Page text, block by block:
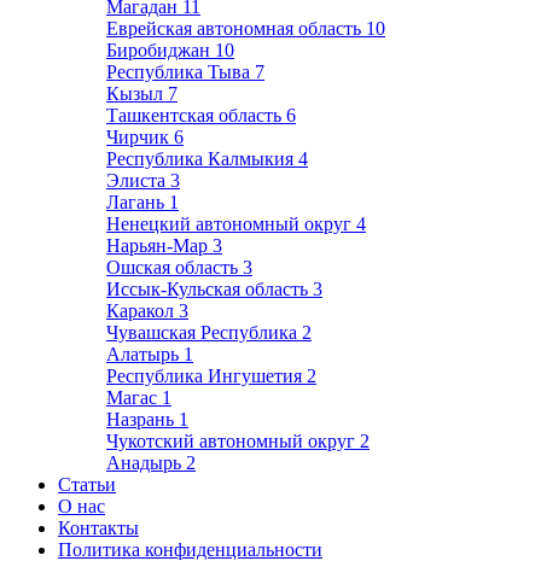
Магадан 11
Еврейская автономная область 10
Биробиджан 10
Республика Тыва 7
Кызыл 7
Ташкентская область 6
Чирчик 6
Республика Калмыкия 4
Элиста 3
Лагань 1
Ненецкий автономный округ 4
Нарьян-Мар 3
Ошская область 3
Иссык-Кульская область 3
Каракол 3
Чувашская Республика 2
Алатырь 1
Республика Ингушетия 2
Магас 1
Назрань 1
Чукотский автономный округ 2
Анадырь 2
Статьи
О нас
Контакты
Политика конфиденциальности